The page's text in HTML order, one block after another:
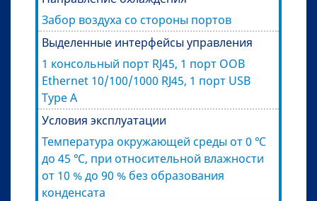
Забор воздуха со стороны портов
Выделенные интерфейсы управления
1 консольный порт RJ45, 1 порт OOB
Ethernet 10/100/1000 RJ45, 1 порт USB
Type A
Условия эксплуатации
Температура окружающей среды от 0 ℃
до 45 ℃, при относительной влажности
от 10 % до 90 % без образования
конденсата